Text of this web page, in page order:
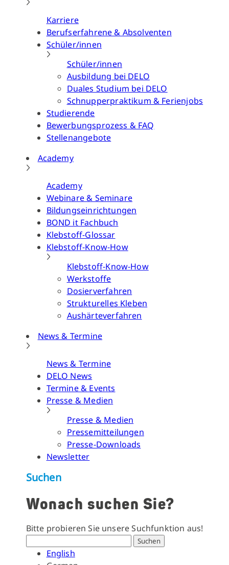
Karriere
Berufserfahrene & Absolventen
Schüler/innen
Schüler/innen
Ausbildung bei DELO
Duales Studium bei DELO
Schnupperpraktikum & Ferienjobs
Studierende
Bewerbungsprozess & FAQ
Stellenangebote
Academy
Academy
Webinare & Seminare
Bildungseinrichtungen
BOND it Fachbuch
Klebstoff-Glossar
Klebstoff-Know-How
Klebstoff-Know-How
Werkstoffe
Dosierverfahren
Strukturelles Kleben
Aushärteverfahren
News & Termine
News & Termine
DELO News
Termine & Events
Presse & Medien
Presse & Medien
Pressemitteilungen
Presse-Downloads
Newsletter
Suchen
Wonach suchen Sie?
Bitte probieren Sie unsere Suchfunktion aus!
Suchen
English